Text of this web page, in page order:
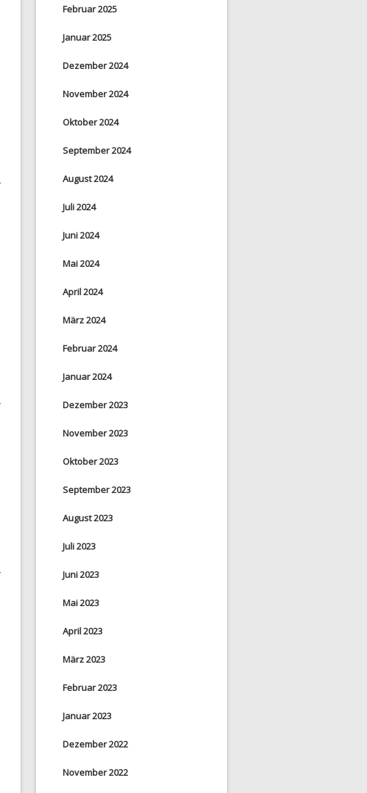
Februar 2025
Januar 2025
Dezember 2024
November 2024
Oktober 2024
September 2024
August 2024
Juli 2024
Juni 2024
Mai 2024
April 2024
März 2024
Februar 2024
Januar 2024
Dezember 2023
November 2023
Oktober 2023
September 2023
August 2023
Juli 2023
Juni 2023
Mai 2023
April 2023
März 2023
Februar 2023
Januar 2023
Dezember 2022
November 2022